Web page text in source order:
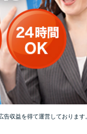
審査が不
便利なコンテ
カードロー
カードロ
特集ページ
収益を得て運営しております。